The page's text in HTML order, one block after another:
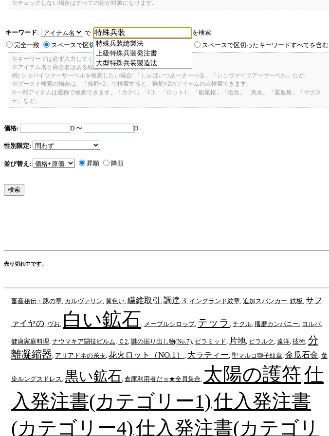
※チェックしない場合はすべての街が対象になります。
キーワード:
で
特殊兵装縫製法
上級特殊兵装発注書
大型特殊兵装製造法
を検索
完全一致
スペースで区切ったキーワードのいずれかを含む スペースで区切ったキーワードすべてを含む
※キーワードは必ず入力してください。
※アイテム名と商会名はある程度曖昧に検索できます。
例) シュバイツァーサーベルを検索したい場合: 「しゅばいつあーさーべる」「シュヴァイツアーサーベル」など。
※ブースト検索の場合は、「操舵+2」で検索すると、操舵+2のアイテムのみ検索できます。
※一部アイテムは通称で検索できます。「カテ1」「C1」「ロット1」「船尾桜」「塩魚」「鳥丸」「重船尾」「マグス
テ」など。
価格: D 〜 D
性別限定:
並び替え: 昇順 降順
売り切れ中です。
畜産秘伝・豚の章 カルヴァリン 黄色い 繊維取引 調達 3 イングランド紋章 追加スパンカー 鉄板 サフ
ァイヤの ヴお 白い鉱石 メープルシロップ, テッラ チクル 播磨カンパニー ヨルバ,
健康家庭料理 ナウマキア闘技ピルム Ｃ2 謎の掘り出し物(No.7) ピラミッド 片地 ピラルク 遠洋 技術 分
離凝縮器 アリアドネの糸玉 花火ロット（NO.1） 大ラティー 聖マルコ獅子紋章 金瓜石金 葉
染ルングスドレス 黒い鉱石 倉庫利用者だョ★全員集合 太陽の護符仕
入発注書(カテゴリー1)仕入発注書
(カテゴリー4)仕入発注書(カテゴリ